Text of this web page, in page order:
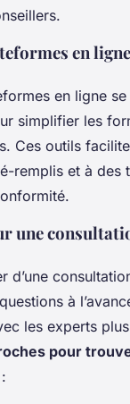
en
en ligne
simplifier les
Ces outils
remplis et à des
une
d’une
à
les experts
pour
: